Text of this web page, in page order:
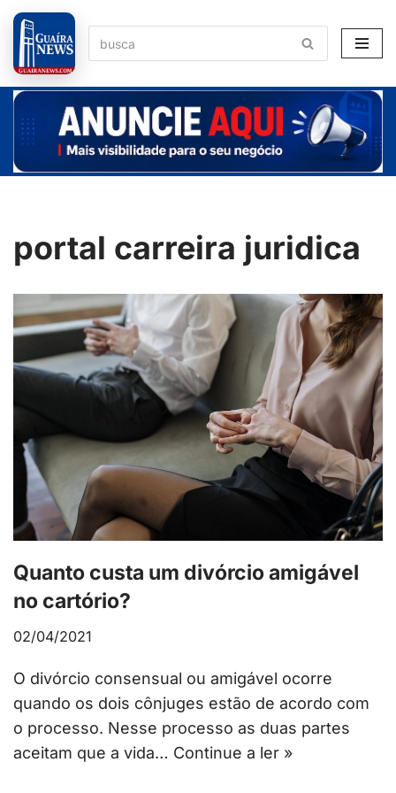
Pular
para
o
conteúdo
portal carreira juridica
Quanto custa um divórcio amigável
no cartório?
02/04/2021
O divórcio consensual ou amigável ocorre
quando os dois cônjuges estão de acordo com
o processo. Nesse processo as duas partes
aceitam que a vida… Continue a ler »